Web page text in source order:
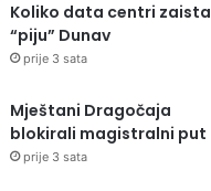
Koliko data centri zaista
“piju” Dunav
prije 3 sata
Mještani Dragočaja
blokirali magistralni put
prije 3 sata